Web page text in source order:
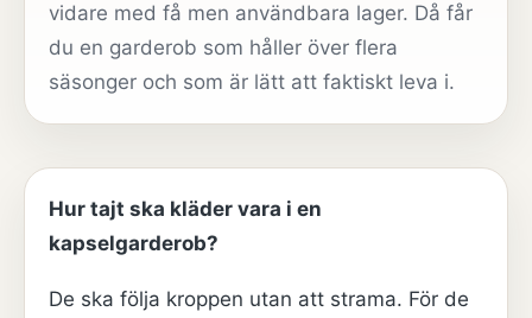
vidare med få men användbara lager. Då får
du en garderob som håller över flera
säsonger och som är lätt att faktiskt leva i.
Hur tajt ska kläder vara i en
kapselgarderob?
De ska följa kroppen utan att strama. För de